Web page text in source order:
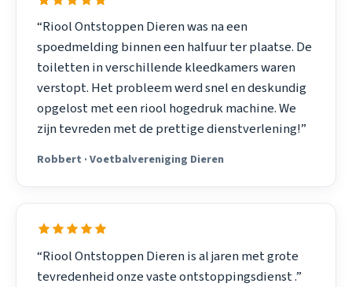
“Riool Ontstoppen Dieren was na een
spoedmelding binnen een halfuur ter plaatse. De
toiletten in verschillende kleedkamers waren
verstopt. Het probleem werd snel en deskundig
opgelost met een riool hogedruk machine. We
zijn tevreden met de prettige dienstverlening!”
Robbert · Voetbalvereniging Dieren
“Riool Ontstoppen Dieren is al jaren met grote
tevredenheid onze vaste ontstoppingsdienst .”